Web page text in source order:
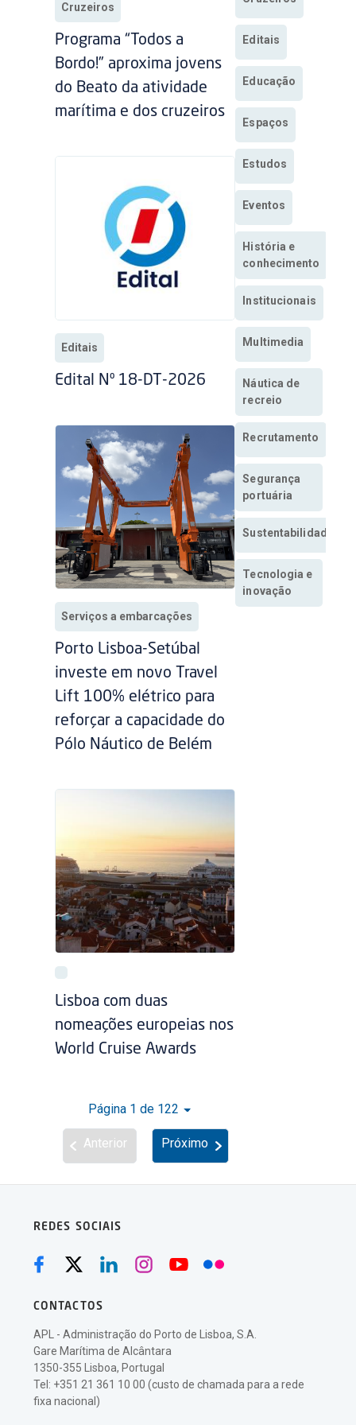
Cruzeiros
Programa “Todos a
Bordo!” aproxima jovens
do Beato da atividade
marítima e dos cruzeiros
Editais
Edital Nº 18-DT-2026
Serviços a embarcações
Porto Lisboa-Setúbal
investe em novo Travel
Lift 100% elétrico para
reforçar a capacidade do
Pólo Náutico de Belém
Lisboa com duas
nomeações europeias nos
World Cruise Awards
Página 1 de 122
Anterior Próximo
Editais
Educação
Espaços
Estudos
Eventos
História e
conhecimento
Institucionais
Multimedia
Náutica de
recreio
Recrutamento
Segurança
portuária
Sustentabilidade
Tecnologia e
inovação
REDES SOCIAIS
CONTACTOS
APL - Administração do Porto de Lisboa, S.A.
Gare Marítima de Alcântara
1350-355 Lisboa, Portugal
Tel: +351 21 361 10 00 (custo de chamada para a rede
fixa nacional)